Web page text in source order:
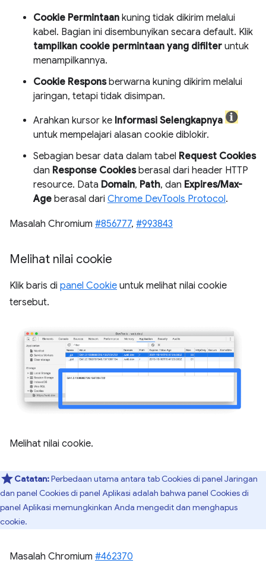
Cookie Permintaan kuning tidak dikirim melalui
kabel. Bagian ini disembunyikan secara default. Klik
tampilkan cookie permintaan yang difilter untuk
menampilkannya.
Cookie Responsberwarna kuning dikirim melalui
jaringan, tetapi tidak disimpan.
Arahkan kursor ke Informasi Selengkapnya
untuk mempelajari alasan cookie diblokir.
Sebagian besar data dalam tabel Request Cookies
dan Response Cookiesberasal dari header HTTP
resource. Data Domain, Path, dan Expires/Max-
Age berasal dari Chrome DevTools Protocol.
Masalah Chromium #856777, #993843
Melihat nilai cookie
Klik baris di panel Cookie untuk melihat nilai cookie
tersebut.
Melihat nilai cookie.
Catatan:Perbedaan utama antara tab Cookies di panel Jaringan
dan panel Cookies di panel Aplikasi adalah bahwa panel Cookies di
panel Aplikasi memungkinkan Anda mengedit dan menghapus
cookie.
Masalah Chromium #462370